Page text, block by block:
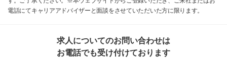
電話にてキャリアアドバイザーと面談をさせていただいた方に限ります。
求人についてのお問い合わせは
お電話でも受け付けております